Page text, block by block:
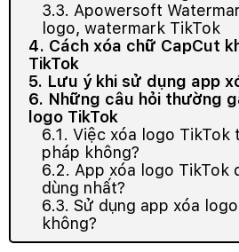
3.3. Apowersoft
logo, watermark TikTok
4. Cách xóa chữ CapCut
TikTok
5. Lưu ý khi sử dụng app
6. Những câu hỏi thường
logo TikTok
6.1. Việc xóa logo
pháp không?
6.2. App xóa logo TikTok
dùng nhất?
6.3. Sử dụng app xóa
không?